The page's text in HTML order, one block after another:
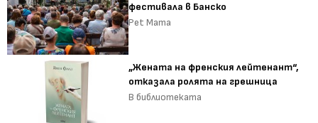
фестивала в Банско
Pet Mama
„Жената на френския лейтенант“,
отказала ролята на грешница
В библиотеката